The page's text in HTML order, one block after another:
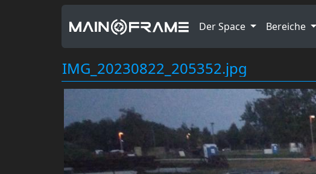
Der Space Bereiche
IMG_20230822_205352.jpg